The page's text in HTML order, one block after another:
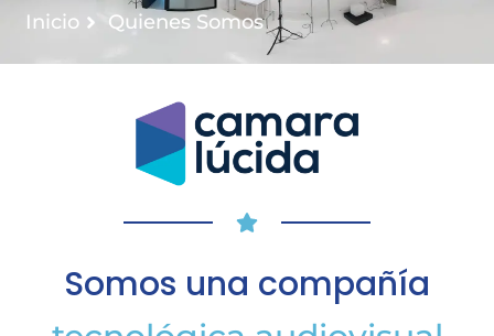
Inicio Quienes Somos
Somos una compañía